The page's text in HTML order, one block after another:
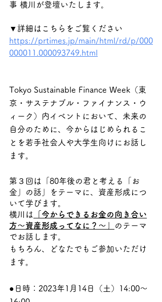
事 横川が登壇いたします。
▼詳細はこちらをご覧ください
https://prtimes.jp/main/html/rd/p/000
000011.000093749.html
Tokyo Sustainable Finance Week（東
京・サステナブル・ファイナンス・ウ
ィーク）内イベントにおいて、未来の
自分のために、今からはじめられるこ
とを若手社会人や大学生向けにお話し
ます。
第３回は「80年後の君と考える「お
金」の話」をテーマに、資産形成につ
いて学びます。
横川は
「今からできるお金の向き合い
方～資産形成ってなに？～」
のテーマ
でお話します。
もちろん、どなたでもご参加いただけ
ます。
●日時：2023年1月14日（土）14:00〜